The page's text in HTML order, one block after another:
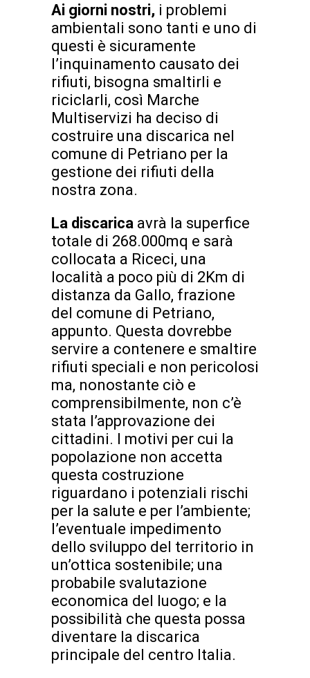
Ai giorni nostri, i problemi
ambientali sono tanti e uno di
questi è sicuramente
l’inquinamento causato dei
rifiuti, bisogna smaltirli e
riciclarli, così Marche
Multiservizi ha deciso di
costruire una discarica nel
comune di Petriano per la
gestione dei rifiuti della
nostra zona.
La discarica avrà la superfice
totale di 268.000mq e sarà
collocata a Riceci, una
località a poco più di 2Km di
distanza da Gallo, frazione
del comune di Petriano,
appunto. Questa dovrebbe
servire a contenere e smaltire
rifiuti speciali e non pericolosi
ma, nonostante ciò e
comprensibilmente, non c’è
stata l’approvazione dei
cittadini. I motivi per cui la
popolazione non accetta
questa costruzione
riguardano i potenziali rischi
per la salute e per l’ambiente;
l’eventuale impedimento
dello sviluppo del territorio in
un’ottica sostenibile; una
probabile svalutazione
economica del luogo; e la
possibilità che questa possa
diventare la discarica
principale del centro Italia.